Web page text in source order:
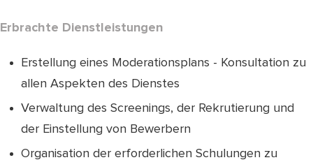
Erbrachte Dienstleistungen
Erstellung eines Moderationsplans - Konsultation zu
allen Aspekten des Dienstes
Verwaltung des Screenings, der Rekrutierung und
der Einstellung von Bewerbern
Organisation der erforderlichen Schulungen zu